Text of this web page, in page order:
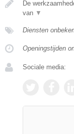
De
van ▼
Diensten
Openingstijden
Sociale media: